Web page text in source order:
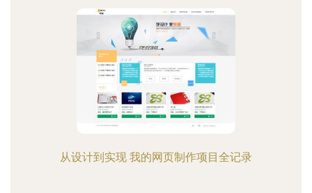
从设计到实现 我的网页制作项目全记录